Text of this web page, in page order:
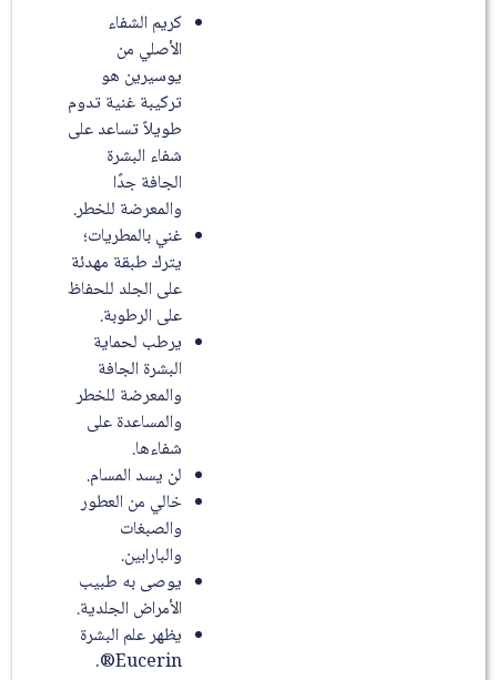
كريم الشفاء
الأصلي من
يوسيرين هو
تركيبة غنية تدوم
طويلاً تساعد على
شفاء البشرة
الجافة جدًا
والمعرضة للخطر.
غني بالمطريات؛
يترك طبقة مهدئة
على الجلد للحفاظ
على الرطوبة.
يرطب لحماية
البشرة الجافة
والمعرضة للخطر
والمساعدة على
شفاءها.
لن يسد المسام.
خالي من العطور
والصبغات
والبارابين.
يوصى به طبيب
الأمراض الجلدية.
يظهر علم البشرة
Eucerin®.